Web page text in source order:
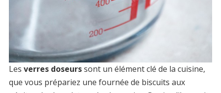
Les verres doseurssont un élément clé de la cuisine,
que vous prépariez une fournée de biscuits aux